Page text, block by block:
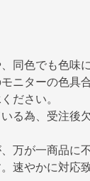
同色でも色味
ニターの色具
ださい。
る為、受注後
万が一商品に
速やかに対応